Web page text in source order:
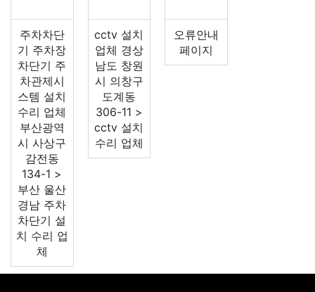
주차차단
기 주차장
차단기 주
차관제시
스템 설치
수리 업체
부산광역
시 사상구
감전동
134-1 >
부산 울산
경남 주차
차단기 설
치 수리 업
체
cctv 설치
업체 경상
남도 창원
시 의창구
도계동
306-11 >
cctv 설치
수리 업체
오류안내
페이지